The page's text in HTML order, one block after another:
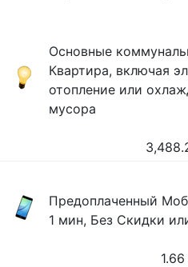
Основные
Квартира, включая
отопление или
мусора
Предоплаченный
1 мин, Без Скидки
1.66